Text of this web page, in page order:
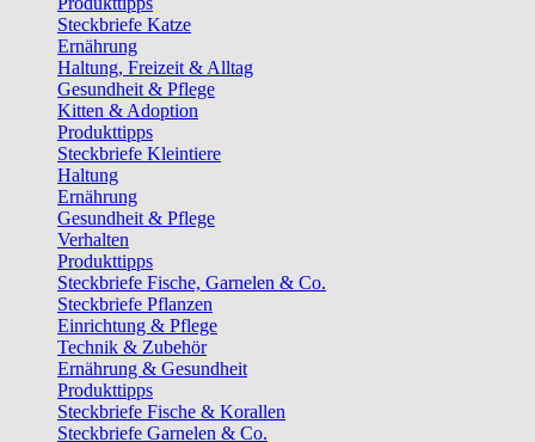
Steckbriefe Katze
Ernährung
Haltung, Freizeit & Alltag
Gesundheit & Pflege
Kitten & Adoption
Produkttipps
Steckbriefe Kleintiere
Haltung
Ernährung
Gesundheit & Pflege
Verhalten
Produkttipps
Steckbriefe Fische, Garnelen & Co.
Steckbriefe Pflanzen
Einrichtung & Pflege
Technik & Zubehör
Ernährung & Gesundheit
Produkttipps
Steckbriefe Fische & Korallen
Steckbriefe Garnelen & Co.